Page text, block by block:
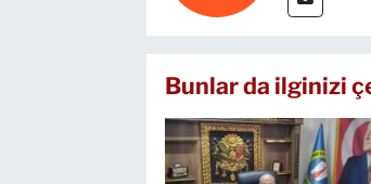
Bunlar da ilginizi